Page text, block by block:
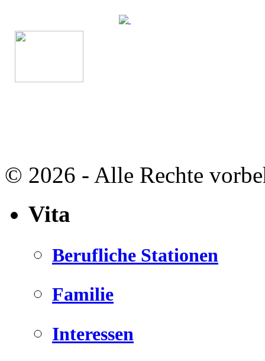
© 2026 - Alle Rechte
Vita
Berufliche Stationen
Familie
Interessen